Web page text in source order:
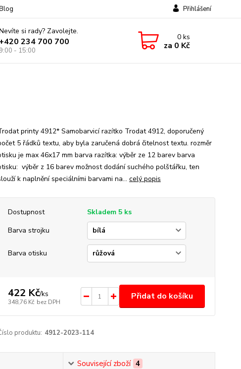
Přihlášení
si rady? Zavolejte.
+420 234 700 700
9:00 - 15:00
0ks
za 0 Kč
printy 4912* Samobarvicí razítko Trodat 4912, doporučený
5 řádků textu, aby byla zaručená dobrá čitelnost textu. rozměr
je max 46x17 mm barva razítka: výběr ze 12 barev barva
výběr z 16 barev možnost dodání suchého polštářku, ten
k naplnění speciálními barvami na... celý popis
Dostupnost
Skladem 5 ks
Barva strojku
Barva otisku
422 Kč/ks
348,76 Kč bez DPH
Přidat do košíku
produktu: 4912-2023-114
Související zboží 4